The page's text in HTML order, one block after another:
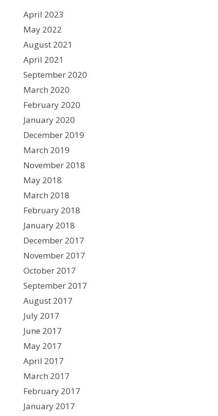
April 2023
May 2022
August 2021
April 2021
September 2020
March 2020
February 2020
January 2020
December 2019
March 2019
November 2018
May 2018
March 2018
February 2018
January 2018
December 2017
November 2017
October 2017
September 2017
August 2017
July 2017
June 2017
May 2017
April 2017
March 2017
February 2017
January 2017